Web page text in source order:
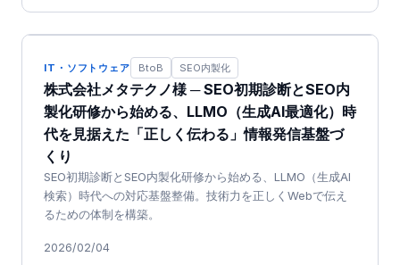
IT・ソフトウェア BtoB SEO内製化
株式会社メタテクノ様 ─ SEO初期診断とSEO内
製化研修から始める、LLMO（生成AI最適化）時
代を見据えた「正しく伝わる」情報発信基盤づ
くり
SEO初期診断とSEO内製化研修から始める、LLMO（生成AI
検索）時代への対応基盤整備。技術力を正しくWebで伝え
るための体制を構築。
2026/02/04